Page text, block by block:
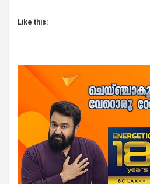
Like this: